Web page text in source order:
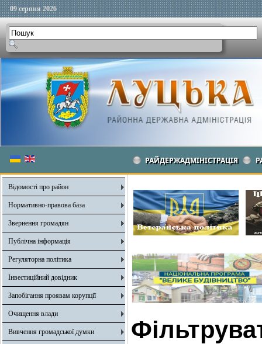
09 серпня 2026
РАЙДЕРЖАДМІНІСТРАЦІЯ
Відомості про район
Нормативно-правова база
Звернення громадян
Публічна інформація
Регуляторна політика
Інвестиційний довідник
Запобігання проявам корупції
Очищення влади
Вивчення громадської думки